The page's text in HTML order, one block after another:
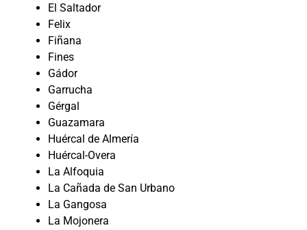
El Saltador
Felix
Fiñana
Fines
Gádor
Garrucha
Gérgal
Guazamara
Huércal de Almería
Huércal-Overa
La Alfoquia
La Cañada de San Urbano
La Gangosa
La Mojonera